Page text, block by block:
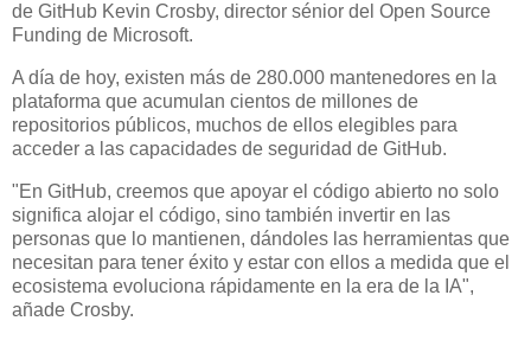
de GitHub Kevin Crosby, director sénior del Open Source
Funding de Microsoft.
A día de hoy, existen más de 280.000 mantenedores en la
plataforma que acumulan cientos de millones de
repositorios públicos, muchos de ellos elegibles para
acceder a las capacidades de seguridad de GitHub.
"En GitHub, creemos que apoyar el código abierto no solo
significa alojar el código, sino también invertir en las
personas que lo mantienen, dándoles las herramientas que
necesitan para tener éxito y estar con ellos a medida que el
ecosistema evoluciona rápidamente en la era de la IA",
añade Crosby.